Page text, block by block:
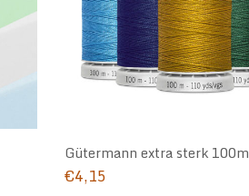
Gütermann extra sterk 100m
€4,15